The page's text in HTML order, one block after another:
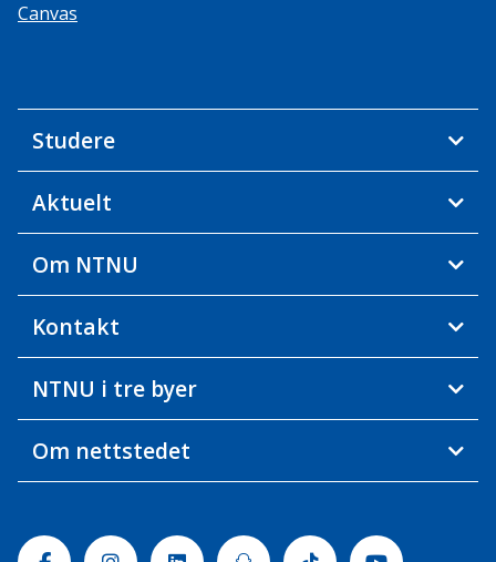
Canvas
Studere
Aktuelt
Om NTNU
Kontakt
NTNU i tre byer
Om nettstedet